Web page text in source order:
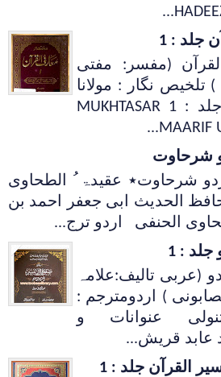
جلد : 1
(مفسر: مفتی
نگار : مولانا
ابوالحسن اعظمی جلد : 1 MUKHTASAR
MAARIF
شرحاوت
شرحاوت٭ عقیدۃ ُ الطحاوی
حافظ الحدیث ابی جعفر احمد بن
الحنفی اردو ترج...
: 1
(عربی تالیف:علامہ
) اردومترجم :
عنوانات و
عابد قریش...
القرآن جلد : 1